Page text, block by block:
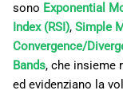
a
sono Exponential
Index (RSI), Simple
Convergence/
Bands, che insieme
ed evidenziano la